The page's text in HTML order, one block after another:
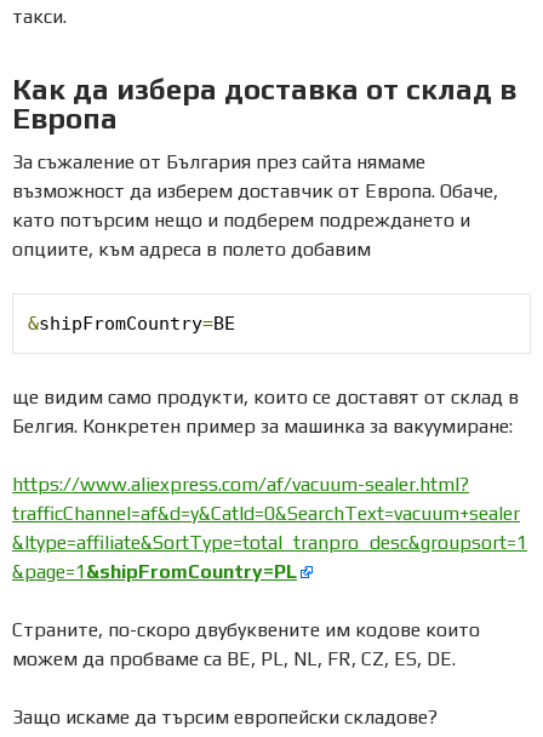
такси.
Как да избера доставка от склад в
Европа
За съжаление от България през сайта нямаме
възможност да изберем доставчик от Европа. Обаче,
като потърсим нещо и подберем подреждането и
опциите, към адреса в полето добавим
&shipFromCountry=BE
ще видим само продукти, които се доставят от склад в
Белгия. Конкретен пример за машинка за вакуумиране:
https://www.aliexpress.com/af/vacuum-sealer.html?
trafficChannel=af&d=y&CatId=0&SearchText=vacuum+sealer
&ltype=affiliate&SortType=total_tranpro_desc&groupsort=1
&page=1&shipFromCountry=PL
Страните, по-скоро двубуквените им кодове които
можем да пробваме са BE, PL, NL, FR, CZ, ES, DE.
Защо искаме да търсим европейски складове?